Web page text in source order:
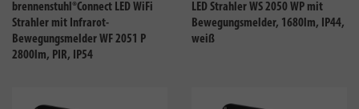
brennenstuhl®Connect LED WiFi
Strahler mit Infrarot-
Bewegungsmelder WF 2051 P
2800lm, PIR, IP54
LED Strahler WS 2050 WP mit
Bewegungsmelder, 1680lm, IP44,
weiß